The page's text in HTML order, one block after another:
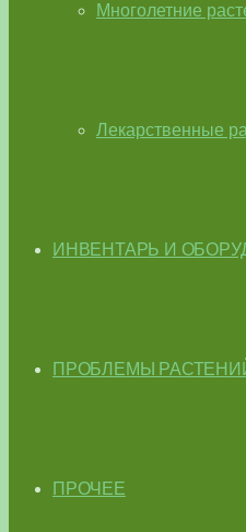
Многолетние
Лекарственные
ИНВЕНТАРЬ И
ПРОБЛЕМЫ
ПРОЧЕЕ